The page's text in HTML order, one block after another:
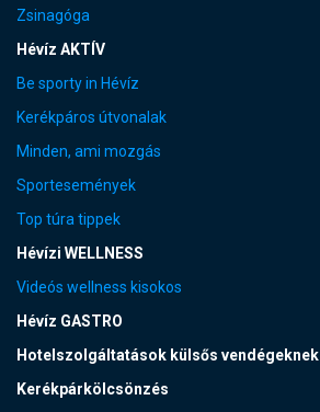
Zsinagóga
Hévíz AKTÍV
Be sporty in Hévíz
Kerékpáros útvonalak
Minden, ami mozgás
Sportesemények
Top túra tippek
Hévízi WELLNESS
Videós wellness kisokos
Hévíz GASTRO
Hotelszolgáltatások külsős vendégeknek
Kerékpárkölcsönzés